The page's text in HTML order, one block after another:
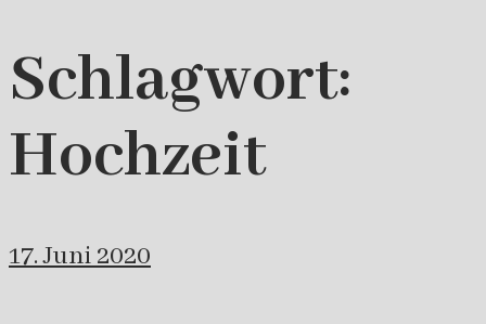
Schlagwort:
Hochzeit
17. Juni 2020